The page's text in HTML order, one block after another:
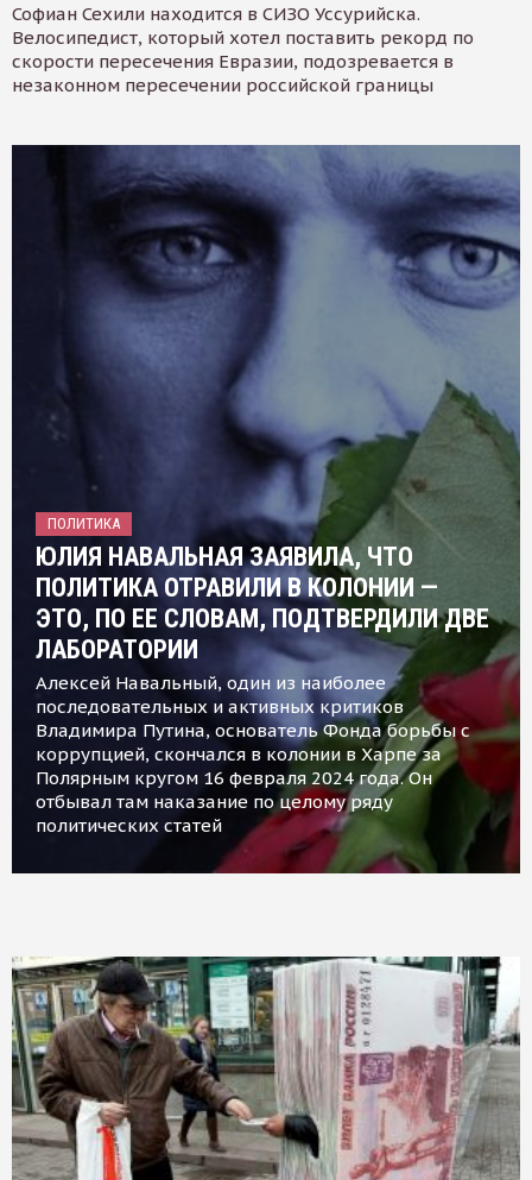
Софиан Сехили находится в СИЗО Уссурийска.
Велосипедист, который хотел поставить рекорд по
скорости пересечения Евразии, подозревается в
незаконном пересечении российской границы
ПОЛИТИКА
ЮЛИЯ НАВАЛЬНАЯ ЗАЯВИЛА, ЧТО
ПОЛИТИКА ОТРАВИЛИ В КОЛОНИИ —
ЭТО, ПО ЕЕ СЛОВАМ, ПОДТВЕРДИЛИ ДВЕ
ЛАБОРАТОРИИ
Алексей Навальный, один из наиболее
последовательных и активных критиков
Владимира Путина, основатель Фонда борьбы с
коррупцией, скончался в колонии в Харпе за
Полярным кругом 16 февраля 2024 года. Он
отбывал там наказание по целому ряду
политических статей